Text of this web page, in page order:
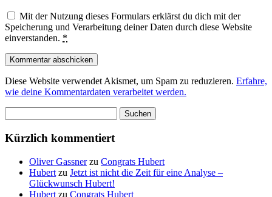
Mit der Nutzung dieses Formulars erklärst du dich mit der
Speicherung und Verarbeitung deiner Daten durch diese Website
einverstanden. *
Diese Website verwendet Akismet, um Spam zu reduzieren. Erfahre,
wie deine Kommentardaten verarbeitet werden.
nach:
Kürzlich kommentiert
Oliver Gassnerzu Congrats Hubert
Hubert zu Jetzt ist nicht die Zeit für eine Analyse –
Glückwunsch Hubert!
Hubert zu Congrats Hubert